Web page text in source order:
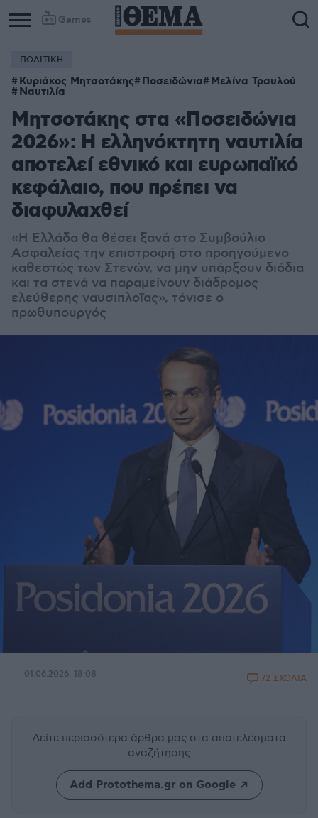
Games
Column
1
Column
2
ΠΟΛΙΤΙΚΗ
Κυριάκος Μητσοτάκης Ποσειδώνια Μελίνα Τραυλού
Ναυτιλία
Μητσοτάκης στα «Ποσειδώνια
2026»: Η ελληνόκτητη ναυτιλία
αποτελεί εθνικό και ευρωπαϊκό
κεφάλαιο, που πρέπει να
διαφυλαχθεί
«Η Ελλάδα θα θέσει ξανά στο Συμβούλιο
Ασφαλείας την επιστροφή στο προηγούμενο
καθεστώς των Στενών, να μην υπάρξουν διόδια
και τα στενά να παραμείνουν διάδρομος
ελεύθερης ναυσιπλοΐας», τόνισε ο
πρωθυπουργός
01.06.2026, 18:08 72 ΣΧΟΛΙΑ
Δείτε περισσότερα άρθρα μας στα αποτελέσματα
αναζήτησης
Add Protothema.gr on Google